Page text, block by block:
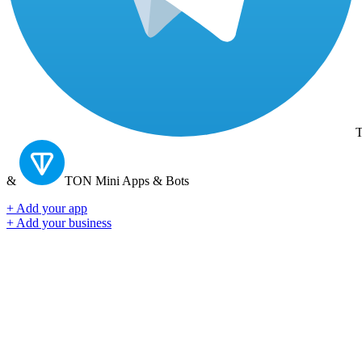
& TON Mini Apps & Bots
+ Add your app
+ Add your business